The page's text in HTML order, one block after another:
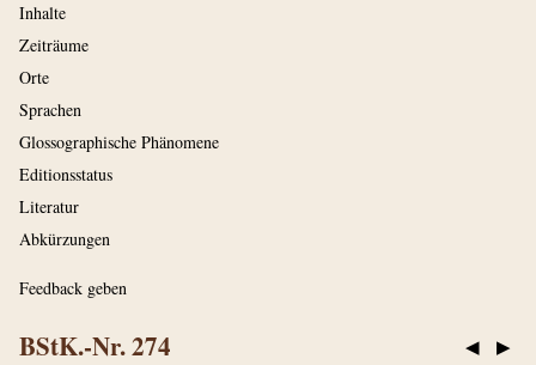
Inhalte
Zeiträume
Orte
Sprachen
Glossographische Phänomene
Editionsstatus
Literatur
Abkürzungen
Feedback geben
◀ ▶
BStK.-Nr. 274